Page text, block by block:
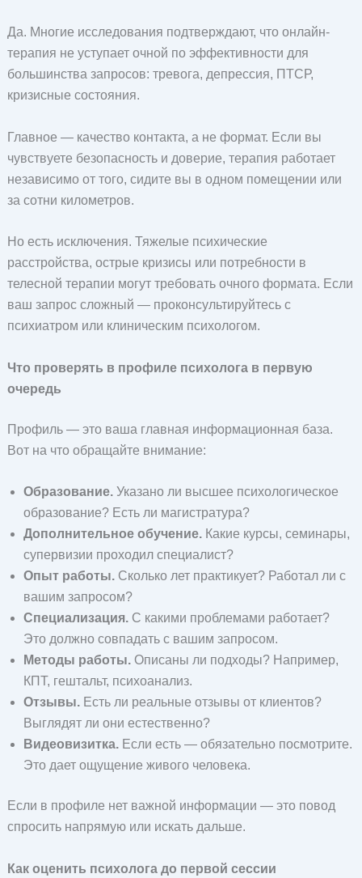
Да. Многие исследования подтверждают, что онлайн-
терапия не уступает очной по эффективности для
большинства запросов: тревога, депрессия, ПТСР,
кризисные состояния.
Главное — качество контакта, а не формат. Если вы
чувствуете безопасность и доверие, терапия работает
независимо от того, сидите вы в одном помещении или
за сотни километров.
Но есть исключения. Тяжелые психические
расстройства, острые кризисы или потребности в
телесной терапии могут требовать очного формата. Если
ваш запрос сложный — проконсультируйтесь с
психиатром или клиническим психологом.
Что проверять в профиле психолога в первую
очередь
Профиль — это ваша главная информационная база.
Вот на что обращайте внимание:
Образование.Указано ли высшее психологическое
образование? Есть ли магистратура?
Дополнительное обучение.Какие курсы, семинары,
супервизии проходил специалист?
Опыт работы.Сколько лет практикует? Работал ли с
вашим запросом?
Специализация.С какими проблемами работает?
Это должно совпадать с вашим запросом.
Методы работы.Описаны ли подходы? Например,
КПТ, гештальт, психоанализ.
Отзывы.Есть ли реальные отзывы от клиентов?
Выглядят ли они естественно?
Видеовизитка.Если есть — обязательно посмотрите.
Это дает ощущение живого человека.
Если в профиле нет важной информации — это повод
спросить напрямую или искать дальше.
Как оценить психолога до первой сессии